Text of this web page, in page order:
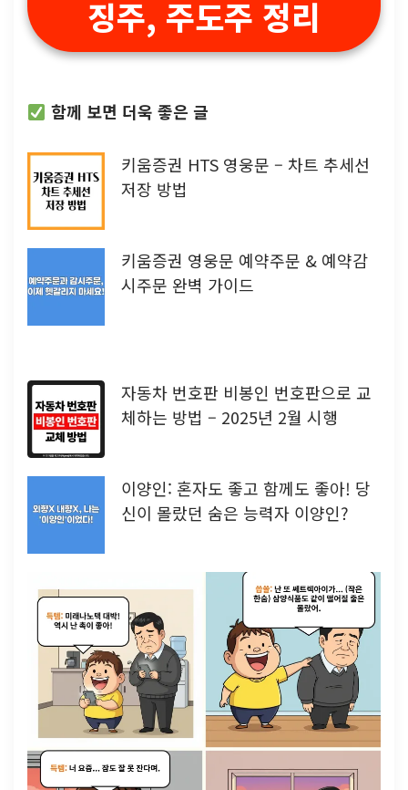
징주, 주도주 정리
함께 보면 더욱 좋은 글
키움증권 HTS 영웅문 – 차트 추세선
저장 방법
키움증권 영웅문 예약주문 & 예약감
시주문 완벽 가이드
자동차 번호판 비봉인 번호판으로 교
체하는 방법 – 2025년 2월 시행
이양인: 혼자도 좋고 함께도 좋아! 당
신이 몰랐던 숨은 능력자 이양인?